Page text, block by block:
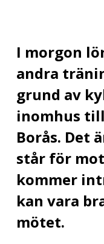
I morgon
andra
grund av
inomhus
Borås. Det
står för
kommer
kan vara
mötet.